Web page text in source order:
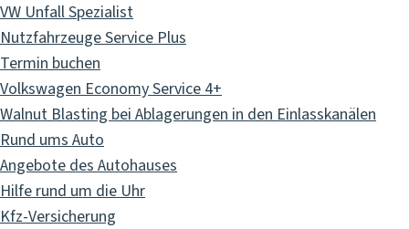
VW Unfall Spezialist
Nutzfahrzeuge Service Plus
Termin buchen
Volkswagen Economy Service 4+
Walnut Blasting bei Ablagerungen in den Einlasskanälen
Rund ums Auto
Angebote des Autohauses
Hilfe rund um die Uhr
Kfz-Versicherung